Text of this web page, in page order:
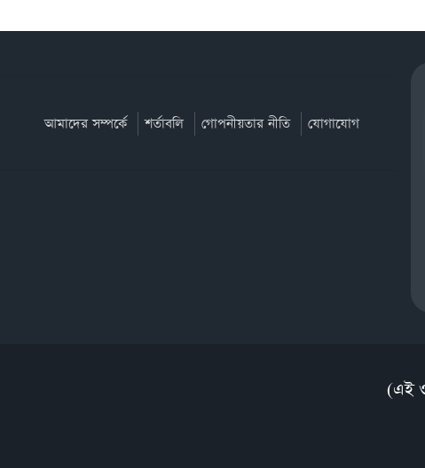
আমাদের সম্পর্কে শর্তাবলি গোপনীয়তার নীতি যোগাযোগ
(এই